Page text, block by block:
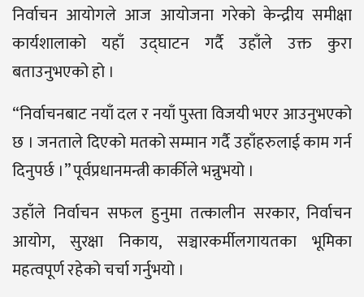
निर्वाचन आयोगले आज आयोजना गरेको केन्द्रीय समीक्षा
कार्यशालाको यहाँ उद्घाटन गर्दै उहाँले उक्त कुरा
बताउनुभएको हो ।
“निर्वाचनबाट नयाँ दल र नयाँ पुस्ता विजयी भएर आउनुभएको
छ । जनताले दिएको मतको सम्मान गर्दै उहाँहरुलाई काम गर्न
दिनुपर्छ ।” पूर्वप्रधानमन्त्री कार्कीले भन्नुभयो ।
उहाँले निर्वाचन सफल हुनुमा तत्कालीन सरकार, निर्वाचन
आयोग, सुरक्षा निकाय, सञ्चारकर्मीलगायतका भूमिका
महत्वपूर्ण रहेको चर्चा गर्नुभयो ।